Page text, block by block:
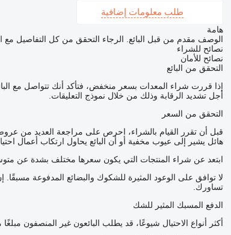
طلب معلومات إضافية
هامة
الوصف مقدم من قبل البائع. الرجاء التحقق من كل التفاصيل مع
نصائح للشراء
نصائح للأمان
التحقق من البائع
إذا قررت شراء المعدات بسعر منخفض، فتأكد أنك تتواصل مع
أجل تشديد الرقابة وذلك من خلال نموذج التعليقات.
التحقق من السعر
قبل أن تقرر القيام بالشراء، احرص على مراجعة العديد من
هائل يشير إلى عيوب مخفية أو أن البائع يحاول ارتكاب أعمال
ابتعد عن شراء المنتجات التي يكون سعرها مختلف بشدة عن
لا توافق على الوعود المثيرة للشكوك والبضائع المدفوعة
تساورك.
الدفع المسبك المثير للشك
أكثر أنواع الاحتيال شيوعًا، قد يطلب البائعون غير المنصفون